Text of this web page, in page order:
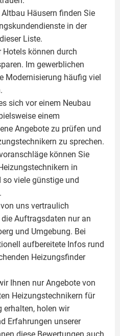
Häusern finden Sie
in der
Liste.
Hotels können durch
Im gewerblichen
Modernisierung häufig viel
sich vor einem Neubau
einem
Angebote zu prüfen und
zu sprechen.
können Sie
in
viele günstige und
uns vertraulich
Auftragsdaten nur an
und Umgebung. Bei
aufbereitete Infos rund
Heizungsfinder
Ihnen nur Angebote von
Heizungstechnikern für
erhalten, holen wir
Erfahrungen unserer